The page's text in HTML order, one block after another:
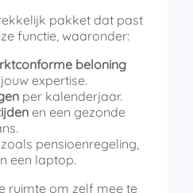
pakket dat past
functie, waaronder:
beloning
expertise.
per kalenderjaar.
en een gezonde
pensioenregeling,
een laptop.
ruimte om zelf mee te